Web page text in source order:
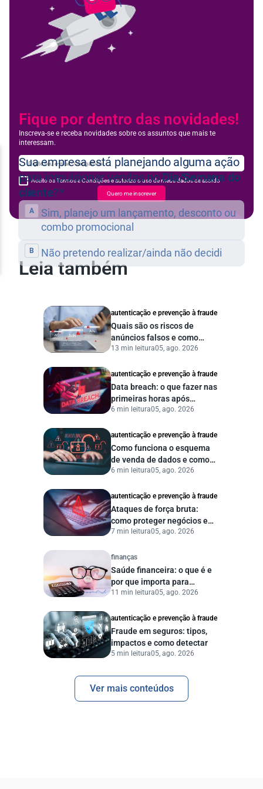
Fique por dentro das novidades!
Inscreva-se e receba novidades sobre os assuntos que mais te
interessam.
Aceito os Termos e Condições e autorizo o uso de meus dados de acordo
Quero me inscrever
Leia também
autenticação e prevenção à fraude
Quais são os riscos de
anúncios falsos e como
proteger seu negócio?
13 min leitura05, ago. 2026
autenticação e prevenção à fraude
Data breach: o que fazer nas
primeiras horas após
vazamento de dados?
6 min leitura05, ago. 2026
autenticação e prevenção à fraude
Como funciona o esquema
de venda de dados e como
proteger sua empresa?
6 min leitura05, ago. 2026
autenticação e prevenção à fraude
Ataques de força bruta:
como proteger negócios e
dados digitais
7 min leitura05, ago. 2026
finanças
Saúde financeira: o que é e
por que importa para
pessoas e empresas?
11 min leitura05, ago. 2026
autenticação e prevenção à fraude
Fraude em seguros: tipos,
impactos e como detectar
5 min leitura05, ago. 2026
Ver mais conteúdos